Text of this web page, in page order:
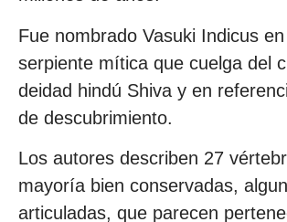
Fue nombrado Vasuki Indicus
serpiente mítica que cuelga del
deidad hindú Shiva y en
de descubrimiento.
Los autores describen 27
mayoría bien conservadas,
articuladas, que parecen